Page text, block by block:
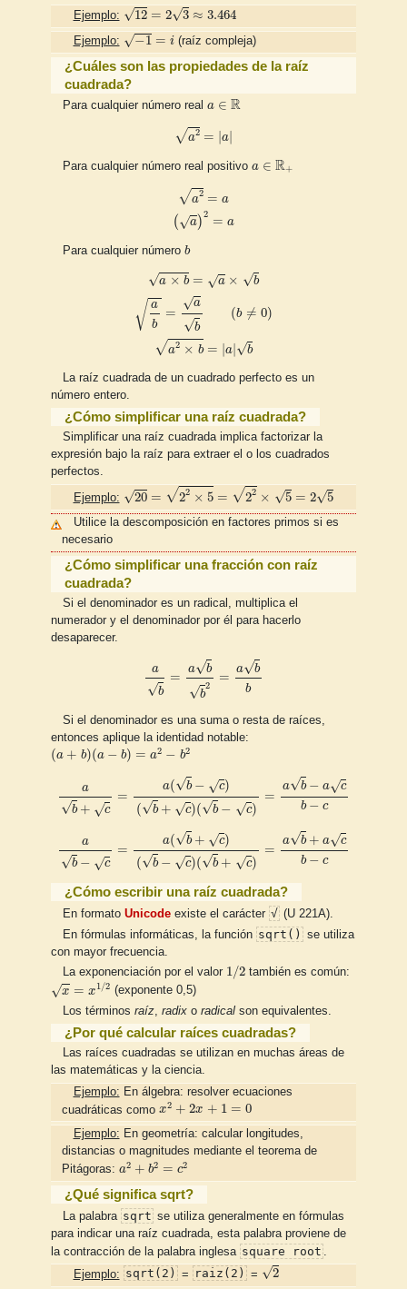
Ejemplo: √12 = 2√3 ≈ 3.464
12=23≈3.464
Ejemplo: √−1 = i
−1=i
(raíz compleja)
¿Cuáles son las propiedades de la raíz
cuadrada?
Para cualquier número real a ∈ R
∈R
√a2 = |a
a2=
Para cualquier número real positivo a ∈ R+
∈R+
√a2 = a
(√a)2 = a
=a(
Para cualquier número b
b
√a × b = √a × √b
√ a
b
=
√a
√b
(b ≠ 0)
√a2 × b = a| √b
×bab= ≠0 ×b
La raíz cuadrada de un cuadrado perfecto es un
número entero.
¿Cómo simplificar una raíz cuadrada?
Simplificar una raíz cuadrada implica factorizar la
expresión bajo la raíz para extraer el o los cuadrados
perfectos.
Ejemplo: √20 = √22 × 5 = √22 × √5 = 2√5
20=22×5=22×5=25
Utilice la descomposición en factores primos si es
necesario
¿Cómo simplificar una fracción con raíz
cuadrada?
Si el denominador es un radical, multiplica el
numerador y el denominador por él para hacerlo
desaparecer.
a
√b
=
a√b
√b
2
=
a√b
b
b2
Si el denominador es una suma o resta de raíces,
entonces aplique la identidad notable:
(a + b)(a − b) = a2 − b2
( b )(a− b) =a 2
a
√b + √c
=
a(√b − √c)
(√b + √c)(√b − √c)
=
a√b − a√c
b − c
) b+ b− −c
a
√b − √c
=
a(√b + √c)
(√b − √c)(√b + √c)
=
a√b + a√c
b − c
b− b+ −c
¿Cómo escribir una raíz cuadrada?
En formato Unicodeexiste el carácter √(U 221A).
En fórmulas informáticas, la función sqrt() se utiliza
con mayor frecuencia.
La exponenciación por el valor 1/2
1 /2también es común:
√x = x1/2
=x
(exponente 0,5)
Los términos raíz, radixo radicalson equivalentes.
¿Por qué calcular raíces cuadradas?
Las raíces cuadradas se utilizan en muchas áreas de
las matemáticas y la ciencia.
Ejemplo: En álgebra: resolver ecuaciones
cuadráticas como x2 + 2x + 1 = 0
2 + x = 0
Ejemplo: En geometría: calcular longitudes,
distancias o magnitudes mediante el teorema de
Pitágoras: a2 + b2 = c2
2 + b2=
¿Qué significa sqrt?
La palabra sqrtse utiliza generalmente en fórmulas
para indicar una raíz cuadrada, esta palabra proviene de
la contracción de la palabra inglesa square root
Ejemplo: sqrt(2) = raiz(2) = √2
2